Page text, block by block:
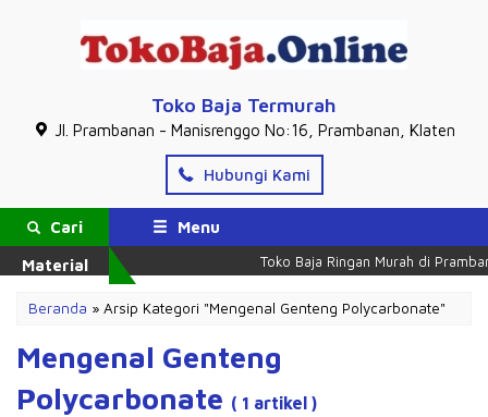
Toko Baja Termurah
Jl. Prambanan - Manisrenggo No:16, Prambanan, Klaten
Hubungi Kami
Cari
Material
Menu
Toko Baja Ringan Murah di
Beranda » Arsip Kategori "Mengenal Genteng Polycarbonate"
Mengenal Genteng
Polycarbonate ( 1 artikel )